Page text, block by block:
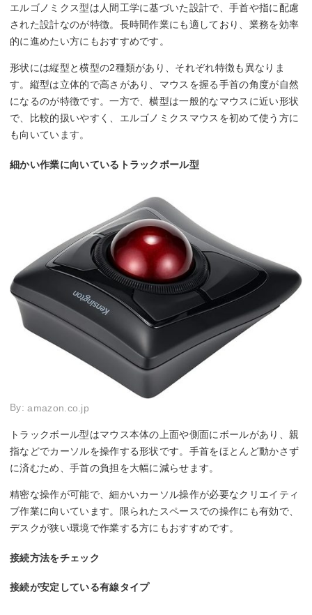
エルゴノミクス型は人間工学に基づいた設計で、手首や指に配慮
された設計なのが特徴。長時間作業にも適しており、業務を効率
的に進めたい方にもおすすめです。
形状には縦型と横型の2種類があり、それぞれ特徴も異なりま
す。縦型は立体的で高さがあり、マウスを握る手首の角度が自然
になるのが特徴です。一方で、横型は一般的なマウスに近い形状
で、比較的扱いやすく、エルゴノミクスマウスを初めて使う方に
も向いています。
細かい作業に向いているトラックボール型
By:amazon.co.jp
トラックボール型はマウス本体の上面や側面にボールがあり、親
指などでカーソルを操作する形状です。手首をほとんど動かさず
に済むため、手首の負担を大幅に減らせます。
精密な操作が可能で、細かいカーソル操作が必要なクリエイティ
ブ作業に向いています。限られたスペースでの操作にも有効で、
デスクが狭い環境で作業する方にもおすすめです。
接続方法をチェック
接続が安定している有線タイプ